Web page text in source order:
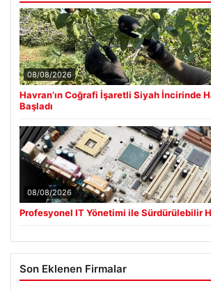
08/08/2026
Havran’ın Coğrafi İşaretli Siyah İncirinde
Başladı
08/08/2026
Profesyonel IT Yönetimi ile Sürdürülebilir
Son Eklenen Firmalar